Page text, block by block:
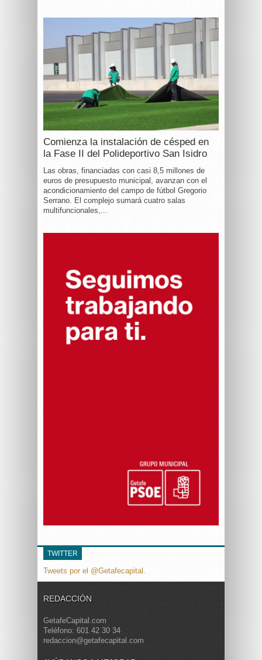
Comienza la instalación de césped en
la Fase II del Polideportivo San Isidro
Las obras, financiadas con casi 8,5 millones de
euros de presupuesto municipal, avanzan con el
acondicionamiento del campo de fútbol Gregorio
Serrano. El complejo sumará cuatro salas
multifuncionales,...
TWITTER
Tweets por el @Getafecapital.
REDACCIÓN
GetafeCapital.com
Teléfono: 601 42 30 34
redaccion@getafecapital.com